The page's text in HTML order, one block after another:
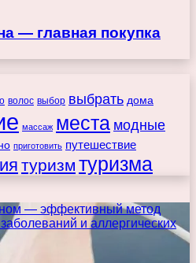
— главная покупка
волос выбор выбрать дома
массаж места модные
приготовить путешествие
туризм туризма
— эффективный метод
и аллергических